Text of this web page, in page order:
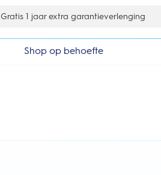
Gratis 1 jaar extra garantieverlenging
Shop op behoefte